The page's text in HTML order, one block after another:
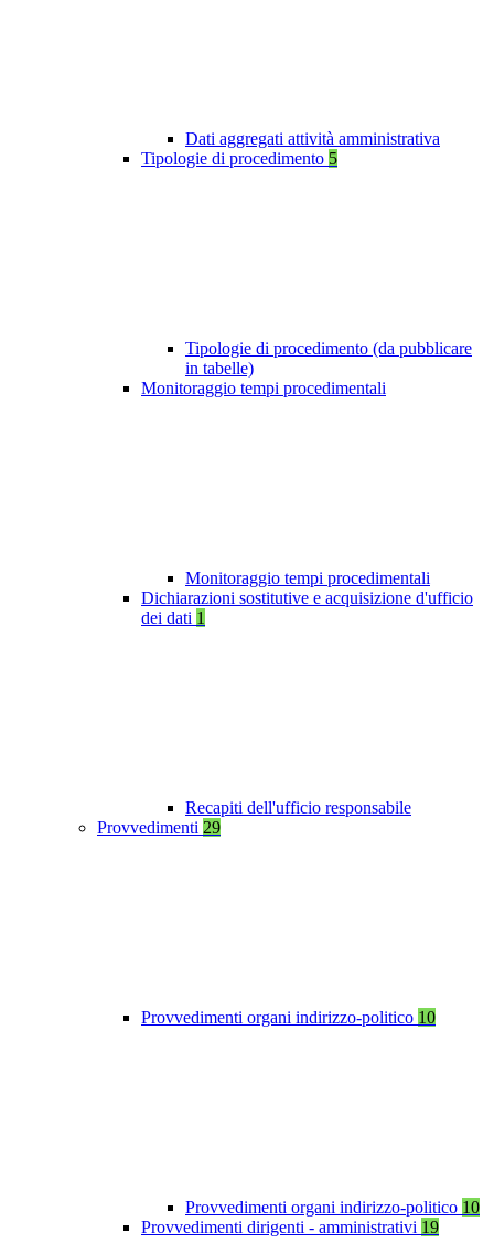
Dati aggregati attività amministrativa
Tipologie di procedimento 5
Tipologie di procedimento (da pubblicare
in tabelle)
Monitoraggio tempi procedimentali
Monitoraggio tempi procedimentali
Dichiarazioni sostitutive e acquisizione d'ufficio
dei dati 1
Recapiti dell'ufficio responsabile
Provvedimenti 29
Provvedimenti organi indirizzo-politico 10
Provvedimenti organi indirizzo-politico 10
Provvedimenti dirigenti - amministrativi 19